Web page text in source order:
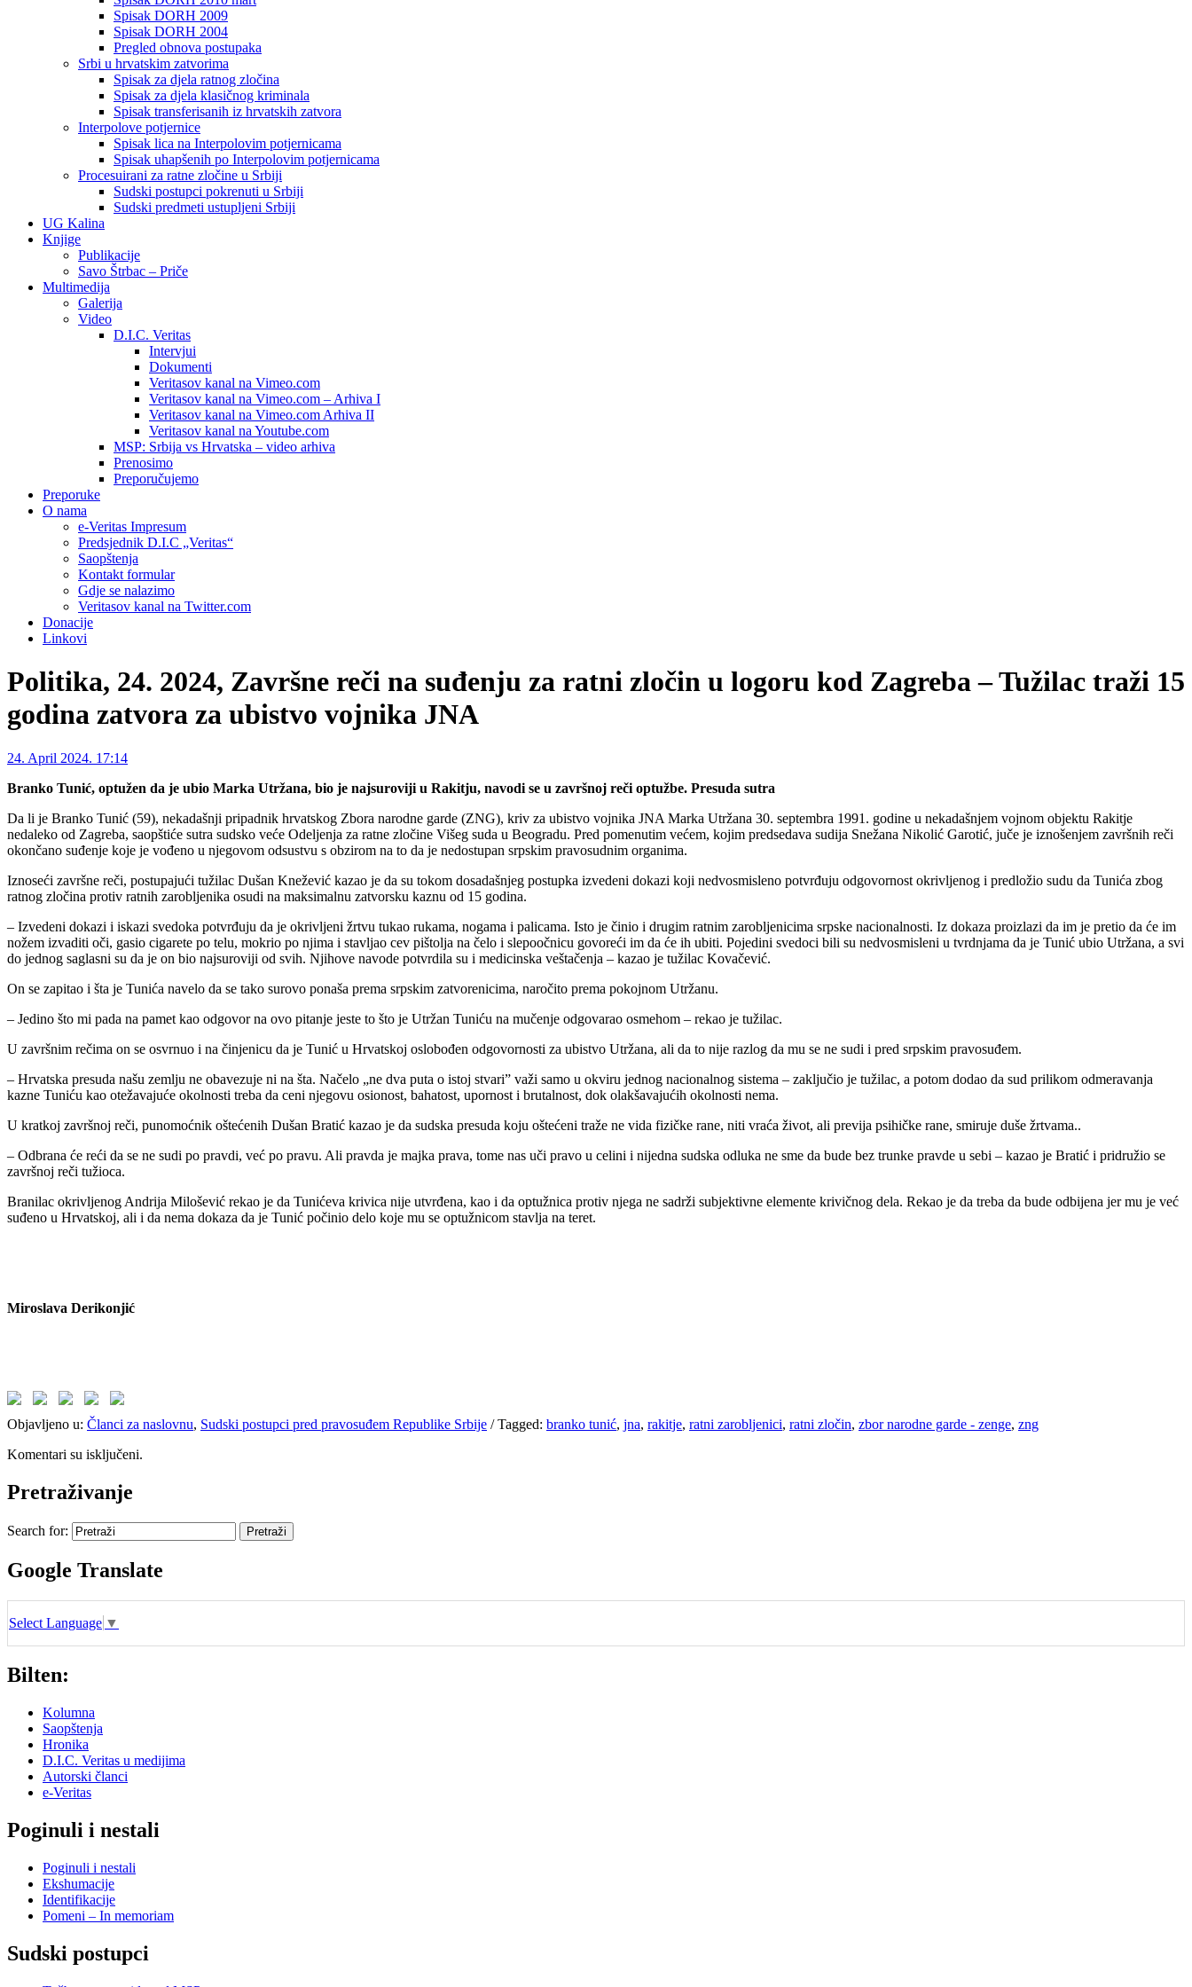
Spisak DORH 2009
Spisak DORH 2004
Pregled obnova postupaka
Srbi u hrvatskim zatvorima
Spisak za djela ratnog zločina
Spisak za djela klasičnog kriminala
Spisak transferisanih iz hrvatskih zatvora
Interpolove potjernice
Spisak lica na Interpolovim potjernicama
Spisak uhapšenih po Interpolovim potjernicama
Procesuirani za ratne zločine u Srbiji
Sudski postupci pokrenuti u Srbiji
Sudski predmeti ustupljeni Srbiji
UG Kalina
Knjige
Publikacije
Savo Štrbac – Priče
Multimedija
Galerija
Video
D.I.C. Veritas
Intervjui
Dokumenti
Veritasov kanal na Vimeo.com
Veritasov kanal na Vimeo.com – Arhiva I
Veritasov kanal na Vimeo.com Arhiva II
Veritasov kanal na Youtube.com
MSP: Srbija vs Hrvatska – video arhiva
Prenosimo
Preporučujemo
Preporuke
O nama
e-Veritas Impresum
Predsjednik D.I.C „Veritas“
Saopštenja
Kontakt formular
Gdje se nalazimo
Veritasov kanal na Twitter.com
Donacije
Linkovi
Politika, 24. 2024, Završne reči na suđenju za ratni zločin u logoru kod Zagreba – Tužilac traži 15
godina zatvora za ubistvo vojnika JNA
24. April 2024. 17:14
Branko Tunić, optužen da je ubio Marka Utržana, bio je najsuroviji u Rakitju, navodi se u završnoj reči optužbe. Presuda sutra
Da li je Branko Tunić (59), nekadašnji pripadnik hrvatskog Zbora narodne garde (ZNG), kriv za ubistvo vojnika JNA Marka Utržana 30. septembra 1991. godine u nekadašnjem vojnom objektu Rakitje
nedaleko od Zagreba, saopštiće sutra sudsko veće Odeljenja za ratne zločine Višeg suda u Beogradu. Pred pomenutim većem, kojim predsedava sudija Snežana Nikolić Garotić, juče je iznošenjem završnih reči
okončano suđenje koje je vođeno u njegovom odsustvu s obzirom na to da je nedostupan srpskim pravosudnim organima.
Iznoseći završne reči, postupajući tužilac Dušan Knežević kazao je da su tokom dosadašnjeg postupka izvedeni dokazi koji nedvosmisleno potvrđuju odgovornost okrivljenog i predložio sudu da Tunića zbog
ratnog zločina protiv ratnih zarobljenika osudi na maksimalnu zatvorsku kaznu od 15 godina.
– Izvedeni dokazi i iskazi svedoka potvrđuju da je okrivljeni žrtvu tukao rukama, nogama i palicama. Isto je činio i drugim ratnim zarobljenicima srpske nacionalnosti. Iz dokaza proizlazi da im je pretio da će im
nožem izvaditi oči, gasio cigarete po telu, mokrio po njima i stavljao cev pištolja na čelo i slepoočnicu govoreći im da će ih ubiti. Pojedini svedoci bili su nedvosmisleni u tvrdnjama da je Tunić ubio Utržana, a svi
do jednog saglasni su da je on bio najsuroviji od svih. Njihove navode potvrdila su i medicinska veštačenja – kazao je tužilac Kovačević.
On se zapitao i šta je Tunića navelo da se tako surovo ponaša prema srpskim zatvorenicima, naročito prema pokojnom Utržanu.
– Jedino što mi pada na pamet kao odgovor na ovo pitanje jeste to što je Utržan Tuniću na mučenje odgovarao osmehom – rekao je tužilac.
U završnim rečima on se osvrnuo i na činjenicu da je Tunić u Hrvatskoj oslobođen odgovornosti za ubistvo Utržana, ali da to nije razlog da mu se ne sudi i pred srpskim pravosuđem.
– Hrvatska presuda našu zemlju ne obavezuje ni na šta. Načelo „ne dva puta o istoj stvari” važi samo u okviru jednog nacionalnog sistema – zaključio je tužilac, a potom dodao da sud prilikom odmeravanja
kazne Tuniću kao otežavajuće okolnosti treba da ceni njegovu osionost, bahatost, upornost i brutalnost, dok olakšavajućih okolnosti nema.
U kratkoj završnoj reči, punomoćnik oštećenih Dušan Bratić kazao je da sudska presuda koju oštećeni traže ne vida fizičke rane, niti vraća život, ali previja psihičke rane, smiruje duše žrtvama..
– Odbrana će reći da se ne sudi po pravdi, već po pravu. Ali pravda je majka prava, tome nas uči pravo u celini i nijedna sudska odluka ne sme da bude bez trunke pravde u sebi – kazao je Bratić i pridružio se
završnoj reči tužioca.
Branilac okrivljenog Andrija Milošević rekao je da Tunićeva krivica nije utvrđena, kao i da optužnica protiv njega ne sadrži subjektivne elemente krivičnog dela. Rekao je da treba da bude odbijena jer mu je već
suđeno u Hrvatskoj, ali i da nema dokaza da je Tunić počinio delo koje mu se optužnicom stavlja na teret.
Miroslava Derikonjić
Objavljeno u: Članci za naslovnu, Sudski postupci pred pravosuđem Republike Srbije /Tagged: branko tunić, jna, rakitje, ratni zarobljenici, ratni zločin, zbor narodne garde - zenge, zng
Komentari su isključeni.
Pretraživanje
Search for:
Google Translate
Select Language ▼
Bilten:
Kolumna
Saopštenja
Hronika
D.I.C. Veritas u medijima
Autorski članci
e-Veritas
Poginuli i nestali
Poginuli i nestali
Ekshumacije
Identifikacije
Pomeni – In memoriam
Sudski postupci